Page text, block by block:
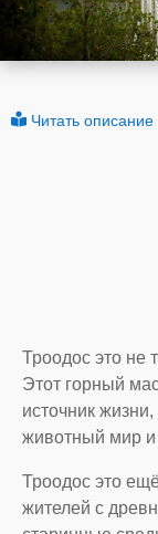
Читать описание
Троодос это не
Этот горный
источник
животный мир
Троодос это
жителей с